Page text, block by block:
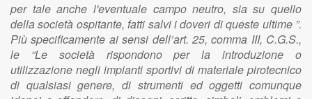
per tale anche l'eventuale campo neutro, sia su quello
della società ospitante, fatti salvi i doveri di queste ultime ”.
Più specificamente ai sensi dell’art. 25, comma III, C.G.S.,
le “Le società rispondono per la introduzione o
utilizzazione negli impianti sportivi di materiale pirotecnico
di qualsiasi genere, di strumenti ed oggetti comunque